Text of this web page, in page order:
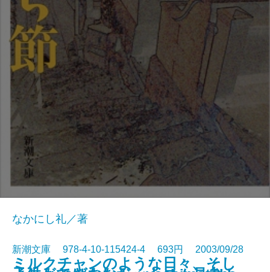
ミルクチャンのような日々、そし
なかにし礼／著
新潮文庫 978-4-10-115424-4 693円 2003/09/28